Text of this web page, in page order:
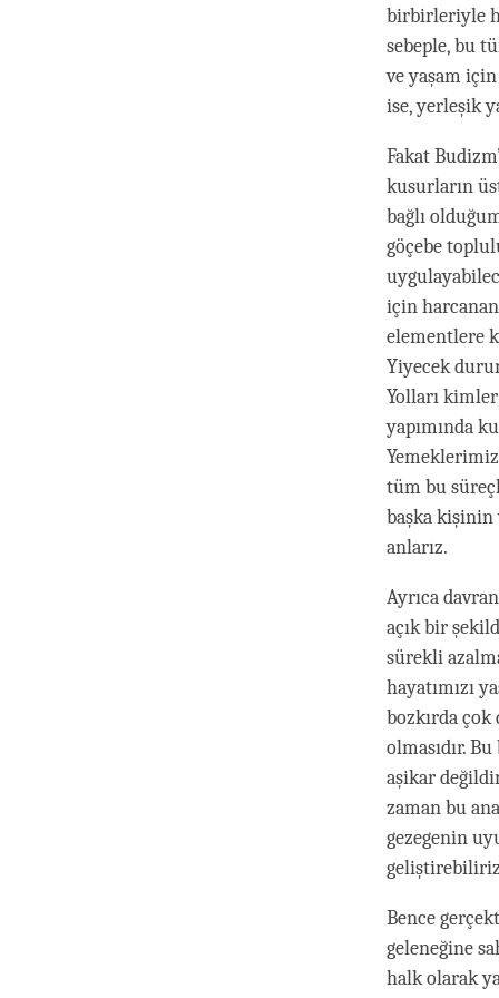
birbirleriyle
sebeple, bu
ve yaşam
ise, yerleşik
Fakat
kusurların
bağlı
göçebe
için
elementlere
Yiyecek
Yolları
yapımında
tüm bu
başka kişinin
anlarız.
Ayrıca
açık bir
sürekli
hayatımızı
bozkırda çok
olmasıdır.
aşikar
zaman bu
gezegenin
Bence
geleneğine
halk olarak